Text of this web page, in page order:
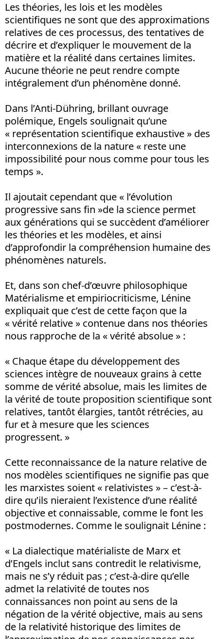
Les théories, les lois et les modèles
scientifiques ne sont que des approximations
relatives de ces processus, des tentatives de
décrire et d’expliquer le mouvement de la
matière et la réalité dans certaines limites.
Aucune théorie ne peut rendre compte
intégralement d’un phénomène donné.
Dans l’Anti-Dühring, brillant ouvrage
polémique, Engels soulignait qu’une
« représentation scientifique exhaustive » des
interconnexions de la nature « reste une
impossibilité pour nous comme pour tous les
temps ».
Il ajoutait cependant que « l’évolution
progressive sans fin »de la science permet
aux générations qui se succèdent d’améliorer
les théories et les modèles, et ainsi
d’approfondir la compréhension humaine des
phénomènes naturels.
Et, dans son chef-d’œuvre philosophique
Matérialisme et empiriocriticisme, Lénine
expliquait que c’est de cette façon que la
« vérité relative » contenue dans nos théories
nous rapproche de la « vérité absolue » :
« Chaque étape du développement des
sciences intègre de nouveaux grains à cette
somme de vérité absolue, mais les limites de
la vérité de toute proposition scientifique sont
relatives, tantôt élargies, tantôt rétrécies, au
fur et à mesure que les sciences
progressent. »
Cette reconnaissance de la nature relative de
nos modèles scientifiques ne signifie pas que
les marxistes soient « relativistes » – c’est-à-
dire qu’ils nieraient l’existence d’une réalité
objective et connaissable, comme le font les
postmodernes. Comme le soulignait Lénine :
« La dialectique matérialiste de Marx et
d’Engels inclut sans contredit le relativisme,
mais ne s’y réduit pas ; c’est-à-dire qu’elle
admet la relativité de toutes nos
connaissances non point au sens de la
négation de la vérité objective, mais au sens
de la relativité historique des limites de